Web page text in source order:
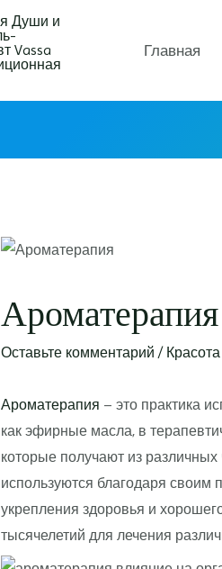
Главная
Ароматерапия
Оставьте комментарий /
Ароматерапия – это практика
как эфирные масла, в
которые получают из
используются благодаря
укрепления здоровья и
тысячелетий для лечения